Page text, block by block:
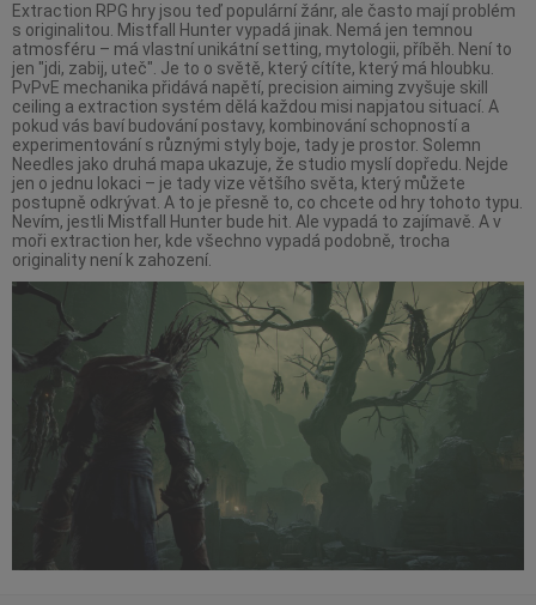
Extraction RPG hry jsou teď populární žánr, ale často mají problém
s originalitou. Mistfall Hunter vypadá jinak. Nemá jen temnou
atmosféru – má vlastní unikátní setting, mytologii, příběh. Není to
jen "jdi, zabij, uteč". Je to o světě, který cítíte, který má hloubku.
PvPvE mechanika přidává napětí, precision aiming zvyšuje skill
ceiling a extraction systém dělá každou misi napjatou situací. A
pokud vás baví budování postavy, kombinování schopností a
experimentování s různými styly boje, tady je prostor. Solemn
Needles jako druhá mapa ukazuje, že studio myslí dopředu. Nejde
jen o jednu lokaci – je tady vize většího světa, který můžete
postupně odkrývat. A to je přesně to, co chcete od hry tohoto typu.
Nevím, jestli Mistfall Hunter bude hit. Ale vypadá to zajímavě. A v
moři extraction her, kde všechno vypadá podobně, trocha
originality není k zahození.